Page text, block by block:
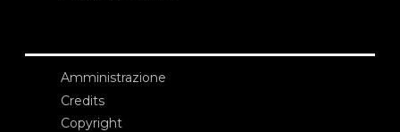
Amministrazione
Credits
Copyright